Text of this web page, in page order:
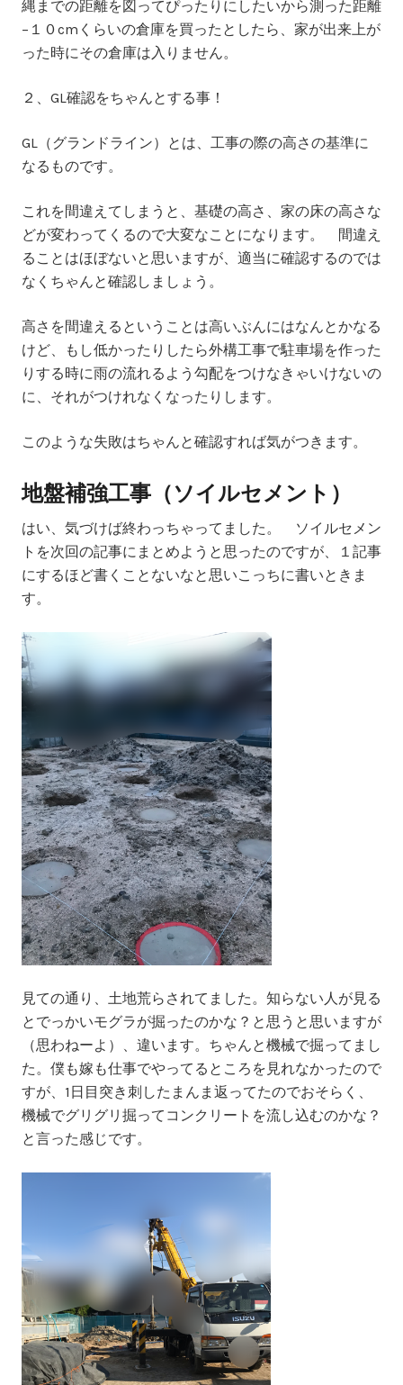
縄までの距離を図ってぴったりにしたいから測った距離
−１０cmくらいの倉庫を買ったとしたら、家が出来上が
った時にその倉庫は入りません。
２ GL確認をちゃんとする事 ！
GL（グランドライン）とは、工事の際の高さの基準に
なるものです。
これを間違えてしまうと、基礎の高さ、家の床の高さな
どが変わってくるので大変なことになります。 間違え
ることはほぼないと思いますが、適当に確認するのでは
なく ちゃんと確認しましょう。
高さを間違えるということは高いぶんにはなんとかなる
けど、もし低かったりしたら外構工事で駐車場を作った
りする時に雨の流れるよう勾配をつけなきゃいけないの
に、それがつけれなくなったりします。
このような失敗はちゃんと確認すれば気がつきます。
地盤補強工事（ソイルセメント）
はい、気づけば終わっちゃってました。 ソイルセメン
トを次回の記事にまとめようと思ったのですが、１記事
にするほど書くことないなと思いこっちに書いときま
す。
見ての通り、土地荒らされてました。知らない人が見る
とでっかいモグラが掘ったのかな？と思うと思いますが
（思わねーよ）、違います。ちゃんと機械で掘ってまし
た。僕も嫁も仕事でやってるところを見れなかったので
すが、1日目突き刺したまんま返ってたのでおそらく、
機械でグリグリ掘ってコンクリートを流し込むのかな？
と言った感じです。